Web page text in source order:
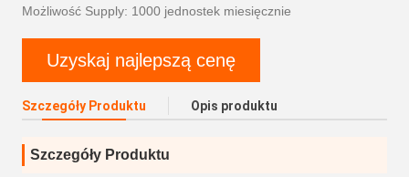
Możliwość Supply: 1000 jednostek miesięcznie
Uzyskaj najlepszą cenę
Szczegóły Produktu Opis produktu
Szczegóły Produktu